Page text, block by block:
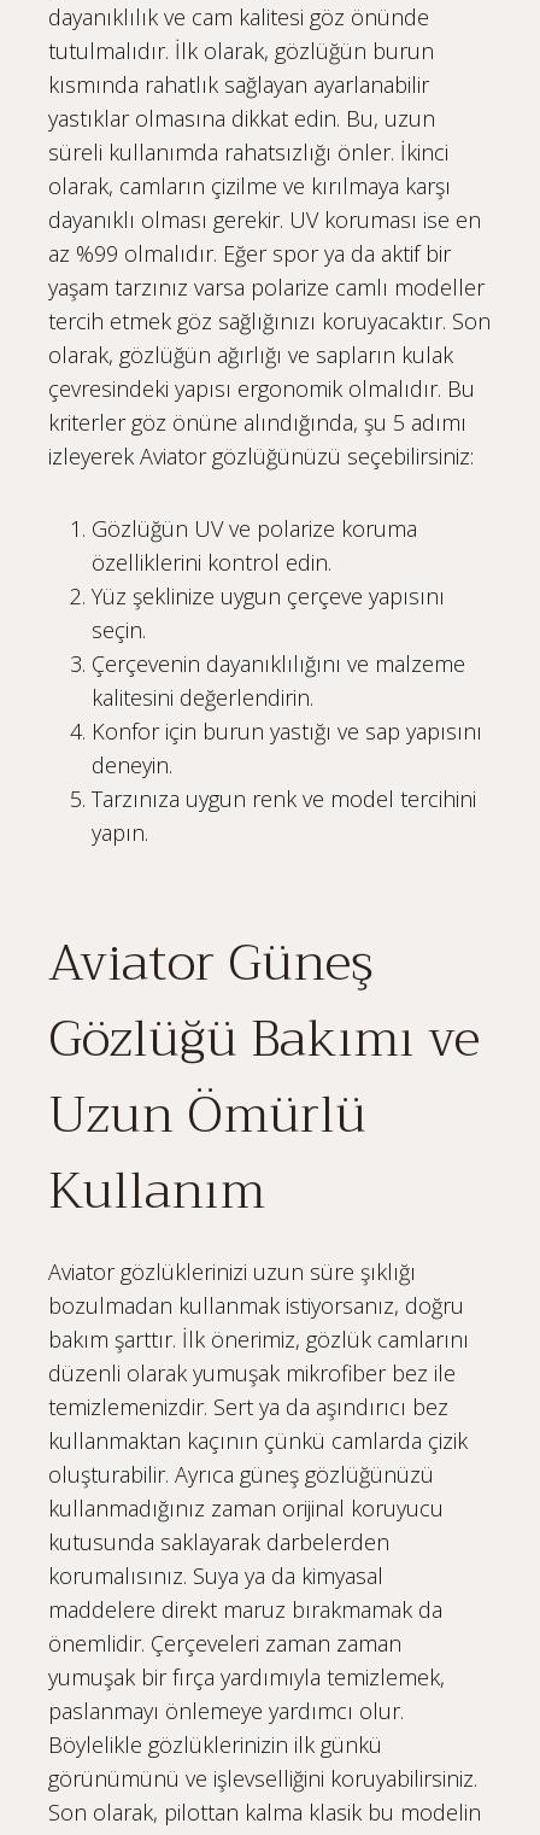
dayanıklılık ve cam kalitesi göz önünde
tutulmalıdır. İlk olarak, gözlüğün burun
kısmında rahatlık sağlayan ayarlanabilir
yastıklar olmasına dikkat edin. Bu, uzun
süreli kullanımda rahatsızlığı önler. İkinci
olarak, camların çizilme ve kırılmaya karşı
dayanıklı olması gerekir. UV koruması ise en
az %99 olmalıdır. Eğer spor ya da aktif bir
yaşam tarzınız varsa polarize camlı modeller
tercih etmek göz sağlığınızı koruyacaktır. Son
olarak, gözlüğün ağırlığı ve sapların kulak
çevresindeki yapısı ergonomik olmalıdır. Bu
kriterler göz önüne alındığında, şu 5 adımı
izleyerek Aviator gözlüğünüzü seçebilirsiniz:
Gözlüğün UV ve polarize koruma
özelliklerini kontrol edin.
Yüz şeklinize uygun çerçeve yapısını
seçin.
Çerçevenin dayanıklılığını ve malzeme
kalitesini değerlendirin.
Konfor için burun yastığı ve sap yapısını
deneyin.
Tarzınıza uygun renk ve model tercihini
yapın.
Aviator Güneş
Gözlüğü Bakımı ve
Uzun Ömürlü
Kullanım
Aviator gözlüklerinizi uzun süre şıklığı
bozulmadan kullanmak istiyorsanız, doğru
bakım şarttır. İlk önerimiz, gözlük camlarını
düzenli olarak yumuşak mikrofiber bez ile
temizlemenizdir. Sert ya da aşındırıcı bez
kullanmaktan kaçının çünkü camlarda çizik
oluşturabilir. Ayrıca güneş gözlüğünüzü
kullanmadığınız zaman orijinal koruyucu
kutusunda saklayarak darbelerden
korumalısınız. Suya ya da kimyasal
maddelere direkt maruz bırakmamak da
önemlidir. Çerçeveleri zaman zaman
yumuşak bir fırça yardımıyla temizlemek,
paslanmayı önlemeye yardımcı olur.
Böylelikle gözlüklerinizin ilk günkü
görünümünü ve işlevselliğini koruyabilirsiniz.
Son olarak, pilottan kalma klasik bu modelin